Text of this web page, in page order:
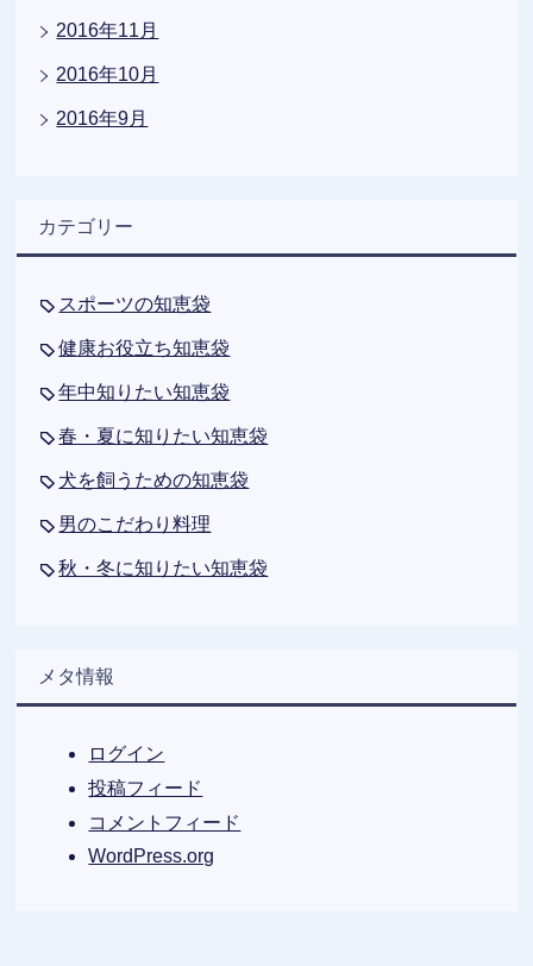
2016年11月
2016年10月
2016年9月
カテゴリー
スポーツの知恵袋
健康お役立ち知恵袋
年中知りたい知恵袋
春・夏に知りたい知恵袋
犬を飼うための知恵袋
男のこだわり料理
秋・冬に知りたい知恵袋
メタ情報
ログイン
投稿フィード
コメントフィード
WordPress.org